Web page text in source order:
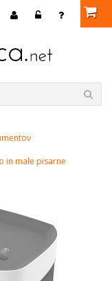
in male pisarne